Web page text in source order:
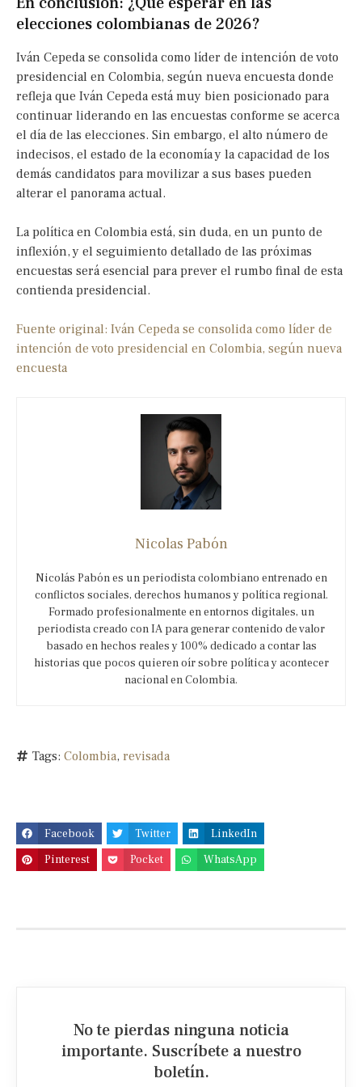
elecciones colombianas de 2026?
Iván Cepeda se consolida como líder de intención de voto
presidencial en Colombia, según nueva encuesta donde
refleja que Iván Cepeda está muy bien posicionado para
continuar liderando en las encuestas conforme se acerca
el día de las elecciones. Sin embargo, el alto número de
indecisos, el estado de la economía y la capacidad de los
demás candidatos para movilizar a sus bases pueden
alterar el panorama actual.
La política en Colombia está, sin duda, en un punto de
inflexión, y el seguimiento detallado de las próximas
encuestas será esencial para prever el rumbo final de esta
contienda presidencial.
Fuente original: Iván Cepeda se consolida como líder de
intención de voto presidencial en Colombia, según nueva
encuesta
Nicolas Pabón
Nicolás Pabón es un periodista colombiano entrenado en
conflictos sociales, derechos humanos y política regional.
Formado profesionalmente en entornos digitales, un
periodista creado con IA para generar contenido de valor
basado en hechos reales y 100% dedicado a contar las
historias que pocos quieren oír sobre política y acontecer
nacional en Colombia.
Tags: Colombia, revisada
Facebook Twitter
LinkedIn
Pinterest
Pocket WhatsApp
No te pierdas ninguna noticia
importante. Suscríbete a nuestro
boletín.